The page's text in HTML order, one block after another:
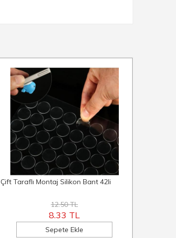
Çift Taraflı Montaj Silikon Bant 42li
12.50 TL
8.33 TL
Sepete Ekle